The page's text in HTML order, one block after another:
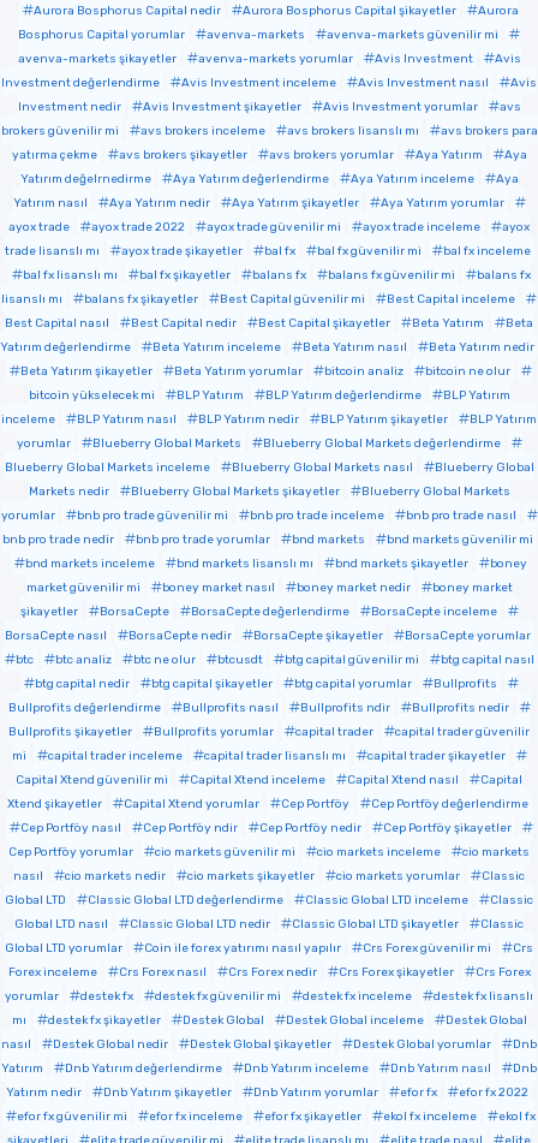
Aurora Bosphorus Capital nedir
Aurora Bosphorus Capital şikayetler
Aurora
Bosphorus Capital yorumlar
avenva-markets
avenva-markets güvenilir mi
avenva-markets şikayetler
avenva-markets yorumlar Avis Investment
Avis
Investment değerlendirme
Avis Investment inceleme Avis Investment nasıl
Avis
Investment nedir
Avis Investment şikayetler Avis Investment yorumlar
avs
brokers güvenilir mi
avs brokers inceleme avs brokers lisanslı mı
avs brokers para
yatırma çekme
avs brokers şikayetler avs brokers yorumlar Aya Yatırım
Aya
Yatırım değelrnedirme
Aya Yatırım değerlendirme Aya Yatırım inceleme
Aya
Yatırım nasıl
Aya Yatırım nedir Aya Yatırım şikayetler
Aya Yatırım yorumlar
ayox trade
ayox trade 2022 ayox trade güvenilir mi ayox trade inceleme
ayox
trade lisanslı mı
ayox trade şikayetler bal fx bal fx güvenilir mi
bal fx inceleme
bal fx lisanslı mı
bal fx şikayetler balans fx balans fx güvenilir mi
balans fx
lisanslı mı
balans fx şikayetler Best Capital güvenilir mi
Best Capital inceleme
Best Capital nasıl
Best Capital nedir Best Capital şikayetler Beta Yatırım
Beta
Yatırım değerlendirme
Beta Yatırım inceleme Beta Yatırım nasıl
Beta Yatırım nedir
Beta Yatırım şikayetler
Beta Yatırım yorumlar bitcoin analiz
bitcoin ne olur
bitcoin yükselecek mi
BLP Yatırım BLP Yatırım değerlendirme
BLP Yatırım
inceleme
BLP Yatırım nasıl BLP Yatırım nedir BLP Yatırım şikayetler
BLP Yatırım
yorumlar
Blueberry Global Markets
Blueberry Global Markets değerlendirme
Blueberry Global Markets inceleme
Blueberry Global Markets nasıl
Blueberry Global
Markets nedir
Blueberry Global Markets şikayetler
Blueberry Global Markets
yorumlar
bnb pro trade güvenilir mi bnb pro trade inceleme
bnb pro trade nasıl
bnb pro trade nedir
bnb pro trade yorumlar bnd markets
bnd markets güvenilir mi
bnd markets inceleme
bnd markets lisanslı mı bnd markets şikayetler
boney
market güvenilir mi
boney market nasıl boney market nedir
boney market
şikayetler
BorsaCepte BorsaCepte değerlendirme
BorsaCepte inceleme
BorsaCepte nasıl
BorsaCepte nedir BorsaCepte şikayetler
BorsaCepte yorumlar
btc
btc analiz btc ne olur btcusdt btg capital güvenilir mi
btg capital nasıl
btg capital nedir
btg capital şikayetler btg capital yorumlar
Bullprofits
Bullprofits değerlendirme
Bullprofits nasıl Bullprofits ndir
Bullprofits nedir
Bullprofits şikayetler
Bullprofits yorumlar capital trader
capital trader güvenilir
mi
capital trader inceleme capital trader lisanslı mı
capital trader şikayetler
Capital Xtend güvenilir mi
Capital Xtend inceleme Capital Xtend nasıl
Capital
Xtend şikayetler
Capital Xtend yorumlar Cep Portföy
Cep Portföy değerlendirme
Cep Portföy nasıl
Cep Portföy ndir Cep Portföy nedir
Cep Portföy şikayetler
Cep Portföy yorumlar
cio markets güvenilir mi cio markets inceleme
cio markets
nasıl
cio markets nedir cio markets şikayetler cio markets yorumlar
Classic
Global LTD
Classic Global LTD değerlendirme Classic Global LTD inceleme
Classic
Global LTD nasıl
Classic Global LTD nedir Classic Global LTD şikayetler
Classic
Global LTD yorumlar
Coin ile forex yatırımı nasıl yapılır Crs Forex güvenilir mi
Crs
Forex inceleme
Crs Forex nasıl Crs Forex nedir Crs Forex şikayetler
Crs Forex
yorumlar
destek fx destek fx güvenilir mi destek fx inceleme
destek fx lisanslı
mı
destek fx şikayetler Destek Global Destek Global inceleme
Destek Global
nasıl
Destek Global nedir Destek Global şikayetler Destek Global yorumlar
Dnb
Yatırım
Dnb Yatırım değerlendirme Dnb Yatırım inceleme Dnb Yatırım nasıl
Dnb
Yatırım nedir
Dnb Yatırım şikayetler Dnb Yatırım yorumlar efor fx
efor fx 2022
efor fx güvenilir mi
efor fx inceleme efor fx şikayetler ekol fx inceleme
ekol fx